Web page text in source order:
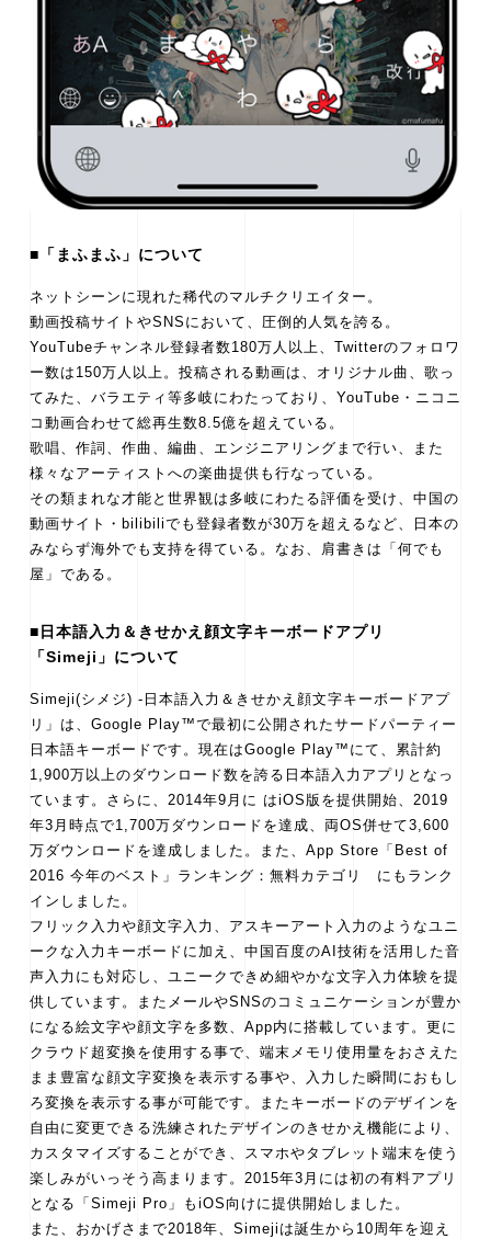
■「まふまふ」について
ネットシーンに現れた稀代のマルチクリエイター。
動画投稿サイトやSNSにおいて、圧倒的人気を誇る。
YouTubeチャンネル登録者数180万人以上、Twitterのフォロワ
ー数は150万人以上。投稿される動画は、オリジナル曲、歌っ
てみた、バラエティ等多岐にわたっており、YouTube・ニコニ
コ動画合わせて総再生数8.5億を超えている。
歌唱、作詞、作曲、編曲、エンジニアリングまで行い、また
様々なアーティストへの楽曲提供も行なっている。
その類まれな才能と世界観は多岐にわたる評価を受け、中国の
動画サイト・bilibiliでも登録者数が30万を超えるなど、日本の
みならず海外でも支持を得ている。なお、肩書きは「何でも
屋」である。
■日本語入力＆きせかえ顔文字キーボードアプリ
「Simeji」について
Simeji(シメジ) -日本語入力＆きせかえ顔文字キーボードアプ
リ」は、Google Play™で最初に公開されたサードパーティー
日本語キーボードです。現在はGoogle Play™にて、累計約
1,900万以上のダウンロード数を誇る日本語入力アプリとなっ
ています。さらに、2014年9月に はiOS版を提供開始、2019
年3月時点で1,700万ダウンロードを達成、両OS併せて3,600
万ダウンロードを達成しました。また、App Store「Best of
2016 今年のベスト」ランキング：無料カテゴリ にもランク
インしました。
フリック入力や顔文字入力、アスキーアート入力のようなユニ
ークな入力キーボードに加え、中国百度のAI技術を活用した音
声入力にも対応し、ユニークできめ細やかな文字入力体験を提
供しています。またメールやSNSのコミュニケーションが豊か
になる絵文字や顔文字を多数、App内に搭載しています。更に
クラウド超変換を使用する事で、端末メモリ使用量をおさえた
まま豊富な顔文字変換を表示する事や、入力した瞬間におもし
ろ変換を表示する事が可能です。またキーボードのデザインを
自由に変更できる洗練されたデザインのきせかえ機能により、
カスタマイズすることができ、スマホやタブレット端末を使う
楽しみがいっそう高まります。2015年3月には初の有料アプリ
となる「Simeji Pro」もiOS向けに提供開始しました。
また、おかげさまで2018年、Simejiは誕生から10周年を迎え